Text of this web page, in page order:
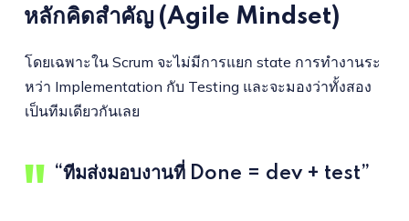
หลักคิดสำคัญ (Agile Mindset)
โดยเฉพาะใน Scrum จะไม่มีการแยก state การทำงานระ
หว่า Implementation กับ Testing และจะมองว่าทั้งสอง
เป็นทีมเดียวกันเลย
“ทีมส่งมอบงานที่ Done = dev + test”